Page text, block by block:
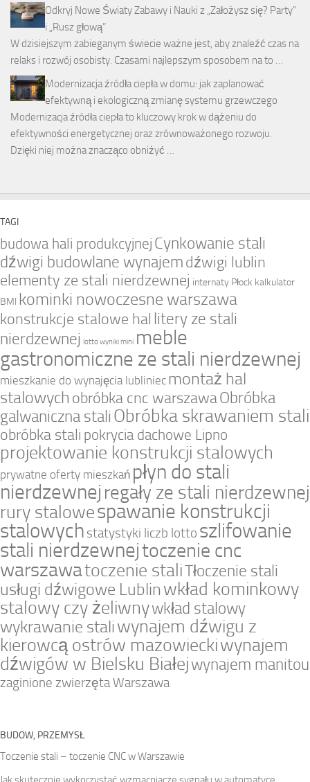
Odkryj Nowe Światy Zabawy i Nauki z „Założysz się? Party”
i „Rusz głową”
W dzisiejszym zabieganym świecie ważne jest, aby znaleźć czas na
relaks i rozwój osobisty. Czasami najlepszym sposobem na to …
Modernizacja źródła ciepła w domu: jak zaplanować
efektywną i ekologiczną zmianę systemu grzewczego
Modernizacja źródła ciepła to kluczowy krok w dążeniu do
efektywności energetycznej oraz zrównoważonego rozwoju.
Dzięki niej można znacząco obniżyć …
TAGI
budowa hali produkcyjnej Cynkowanie stali
dźwigi budowlane wynajemdźwigi lublin
elementy ze stali nierdzewnej internaty Płock kalkulator
BMI kominki nowoczesne warszawa
konstrukcje stalowe hal litery ze stali
nierdzewnej lotto wyniki mini meble
gastronomiczne ze stali nierdzewnej
mieszkanie do wynajęcia lubliniec montaż hal
stalowych obróbka cnc warszawaObróbka
galwaniczna stali Obróbka skrawaniem stali
obróbka stali pokrycia dachowe Lipno
projektowanie konstrukcji stalowych
prywatne oferty mieszkań płyn do stali
nierdzewnej regały ze stali nierdzewnej
rury stalowespawanie konstrukcji
stalowych statystyki liczb lotto szlifowanie
stali nierdzewnejtoczenie cnc
warszawatoczenie staliTłoczenie stali
usługi dźwigowe Lublin wkład kominkowy
stalowy czy żeliwnywkład stalowy
wykrawanie staliwynajem dźwigu z
kierowcą ostrów mazowieckiwynajem
dźwigów w Bielsku Białejwynajem manitou
zaginione zwierzęta Warszawa
BUDOW, PRZEMYSŁ
Toczenie stali – toczenie CNC w Warszawie